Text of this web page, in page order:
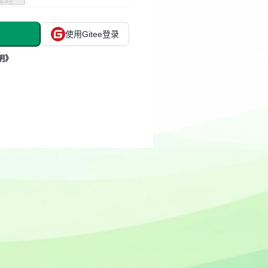
使用Gitee登录
》